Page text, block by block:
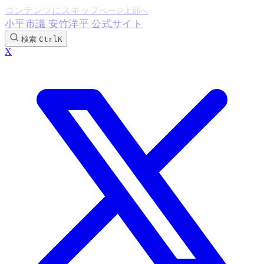
コンテンツにスキップ
小平市議 安竹洋平 公式サイト
検索 CtrlK
X